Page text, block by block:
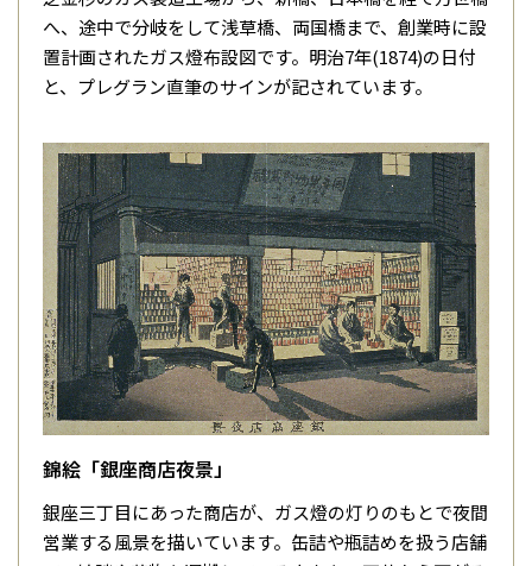
へ、途中で分岐をして浅草橋、両国橋まで、創業時に設
置計画されたガス燈布設図です。明治7年(1874)の日付
と、プレグラン直筆のサインが記されています。
錦絵「銀座商店夜景」
銀座三丁目にあった商店が、ガス燈の灯りのもとで夜間
営業する風景を描いています。缶詰や瓶詰めを扱う店舗